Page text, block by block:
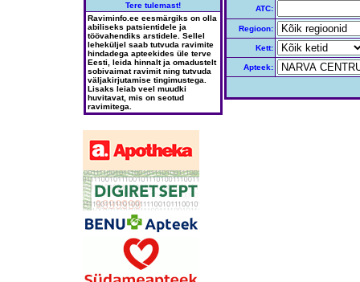
Tere tulemast!
Raviminfo.ee eesmärgiks on olla
abiliseks patsientidele ja
töövahendiks arstidele. Sellel
leheküljel saab tutvuda ravimite
hindadega apteekides üle terve
Eesti, leida hinnalt ja omadustelt
sobivaimat ravimit ning tutvuda
väljakirjutamise tingimustega.
Lisaks leiab veel muudki
huvitavat, mis on seotud
ravimitega.
ATC:
Regioon:
Kett:
Apteek: